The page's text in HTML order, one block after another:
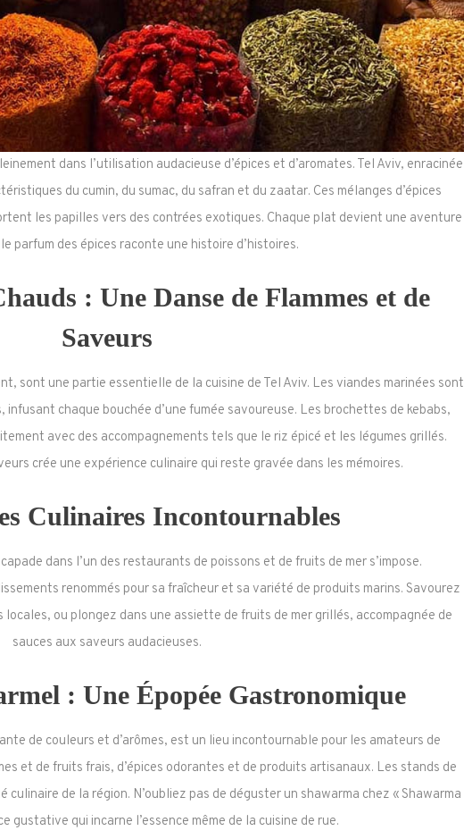
dans l’utilisation audacieuse d’épices et d’aromates. Tel Aviv, enracinée
du cumin, du sumac, du safran et du zaatar. Ces mélanges d’épices
les papilles vers des contrées exotiques. Chaque plat devient une aventure
parfum des épices raconte une histoire d’histoires.
: Une Danse de Flammes et de
Saveurs
sont une partie essentielle de la cuisine de Tel Aviv. Les viandes marinées sont
chaque bouchée d’une fumée savoureuse. Les brochettes de kebabs,
avec des accompagnements tels que le riz épicé et les légumes grillés.
crée une expérience culinaire qui reste gravée dans les mémoires.
Culinaires Incontournables
dans l’un des restaurants de poissons et de fruits de mer s’impose.
renommés pour sa fraîcheur et sa variété de produits marins. Savourez
ou plongez dans une assiette de fruits de mer grillés, accompagnée de
sauces aux saveurs audacieuses.
: Une Épopée Gastronomique
de couleurs et d’arômes, est un lieu incontournable pour les amateurs de
et de fruits frais, d’épices odorantes et de produits artisanaux. Les stands de
de la région. N’oubliez pas de déguster un shawarma chez « Shawarma
gustative qui incarne l’essence même de la cuisine de rue.